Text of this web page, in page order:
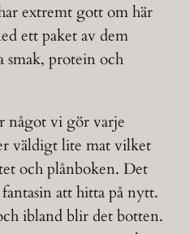
extremt gott om här
ett paket av dem
smak, protein och
något vi gör varje
väldigt lite mat vilket
och plånboken. Det
att hitta på nytt.
ibland blir det botten.